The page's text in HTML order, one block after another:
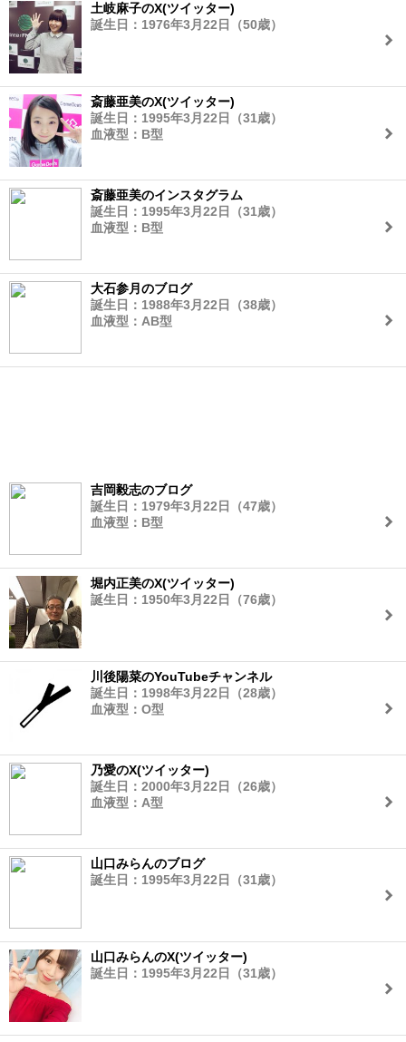
土岐麻子のX(ツイッター)
誕生日：1976年3月22日（50歳）
斎藤亜美のX(ツイッター)
誕生日：1995年3月22日（31歳）
血液型：B型
斎藤亜美のインスタグラム
誕生日：1995年3月22日（31歳）
血液型：B型
大石参月のブログ
誕生日：1988年3月22日（38歳）
血液型：AB型
吉岡毅志のブログ
誕生日：1979年3月22日（47歳）
血液型：B型
堀内正美のX(ツイッター)
誕生日：1950年3月22日（76歳）
川後陽菜のYouTubeチャンネル
誕生日：1998年3月22日（28歳）
血液型：O型
乃愛のX(ツイッター)
誕生日：2000年3月22日（26歳）
血液型：A型
山口みらんのブログ
誕生日：1995年3月22日（31歳）
山口みらんのX(ツイッター)
誕生日：1995年3月22日（31歳）